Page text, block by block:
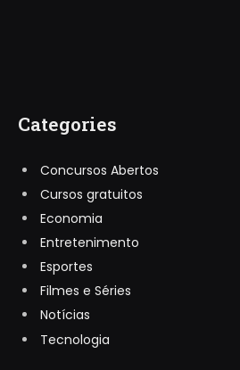
Categories
Concursos Abertos
Cursos gratuitos
Economia
Entretenimento
Esportes
Filmes e Séries
Notícias
Tecnologia